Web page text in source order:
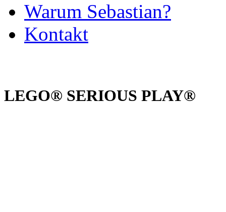
Warum Sebastian?
Kontakt
LEGO® SERIOUS PLAY®